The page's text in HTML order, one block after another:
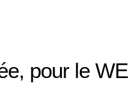
pour le